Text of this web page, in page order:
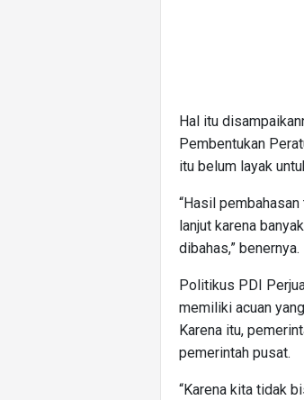
Hal itu
Pembentukan
itu belum layak
“Hasil
lanjut karena
dibahas,” benernya.
Politikus PDI
memiliki acuan
Karena itu,
pemerintah pusat.
“Karena kita tidak